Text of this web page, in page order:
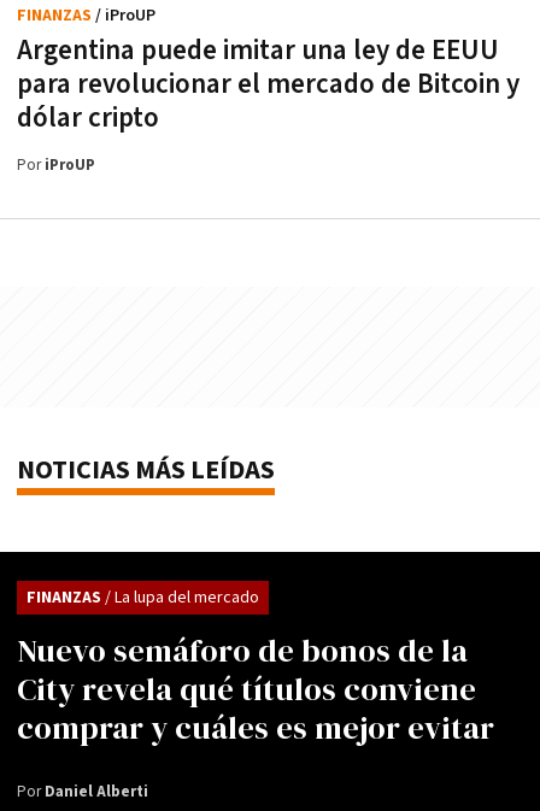
Argentina puede imitar una ley de EEUU
para revolucionar el mercado de Bitcoin y
dólar cripto
FINANZAS / iProUP
PoriProUP
NOTICIAS MÁS LEÍDAS
Nuevo semáforo de bonos de la
City revela qué títulos conviene
comprar y cuáles es mejor evitar
FINANZAS / La lupa del mercado
PorDaniel Alberti